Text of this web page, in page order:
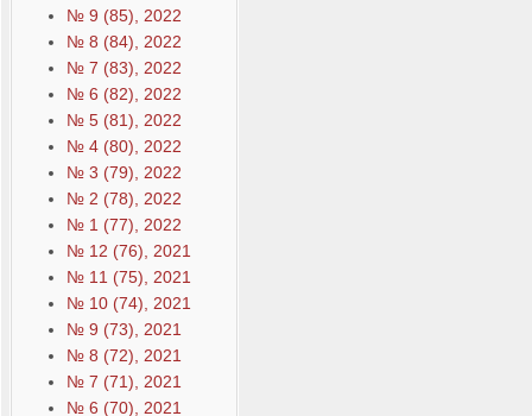
№ 9 (85), 2022
№ 8 (84), 2022
№ 7 (83), 2022
№ 6 (82), 2022
№ 5 (81), 2022
№ 4 (80), 2022
№ 3 (79), 2022
№ 2 (78), 2022
№ 1 (77), 2022
№ 12 (76), 2021
№ 11 (75), 2021
№ 10 (74), 2021
№ 9 (73), 2021
№ 8 (72), 2021
№ 7 (71), 2021
№ 6 (70), 2021